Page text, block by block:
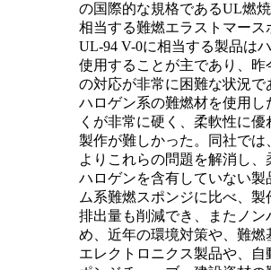
の国際的な規格であるUL燃
相当する難燃エラストマース
UL-94 V-0に相当する製品は
使用することが主であり、昨
の対応が非常に困難な状況で
ハロゲン系の難燃材を使用し
くが非常に硬く、柔軟性に
製作が難しかった。同社では
よりこれらの問題を解消し
ハロゲンを含有していない製
ム系難燃スポンジに比べ、
排出量も削減でき、またノン
め、近年の環境対策や、難燃
エレクトロニクス製品や、自